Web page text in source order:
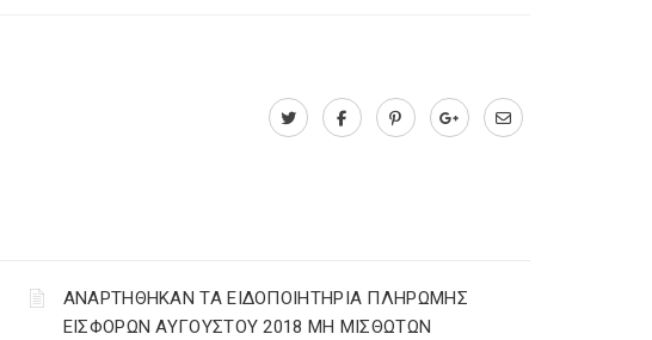
ΑΝΑΡΤΗΘΗΚΑΝ ΤΑ ΕΙΔΟΠΟΙΗΤΗΡΙΑ ΠΛΗΡΩΜΗΣ
ΕΙΣΦΟΡΩΝ ΑΥΓΟΥΣΤΟΥ 2018 ΜΗ ΜΙΣΘΩΤΩΝ